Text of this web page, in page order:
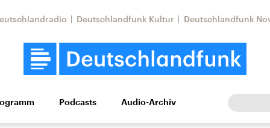
Deutschlandfunk Kultur Deutschlandfunk
Wissen Kultur Europa
Podcasts Audio-Archiv